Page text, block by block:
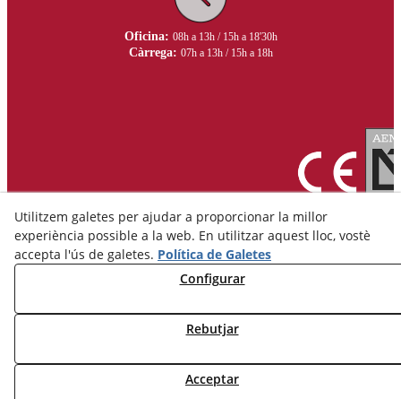
Oficina: 08h a 13h / 15h a 18'30h
Càrrega: 07h a 13h / 15h a 18h
© 08/2026 Ceràmica Belianes - Tots els drets reservats.
Utilitzem galetes per ajudar a proporcionar la millor
experiència possible a la web. En utilitzar aquest lloc, vostè
accepta l'ús de galetes. Política de Galetes
Configurar
Rebutjar
Acceptar